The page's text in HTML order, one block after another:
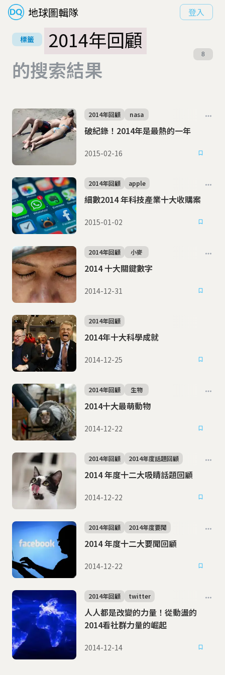
地球圖輯隊 登入
標籤
2014年回顧
的搜索結果
8
破紀錄！2014年是最熱的一年
2014年回顧 nasa
2015-02-16
細數2014 年科技產業十大收購案
2014年回顧 apple
2015-01-02
2014 十大關鍵數字
2014年回顧 小麥
2014-12-31
2014年十大科學成就
2014年回顧
2014-12-25
2014十大最萌動物
2014年回顧 生物
2014-12-22
2014 年度十二大吸睛話題回顧
2014年回顧 2014年度話題回顧
2014-12-22
2014 年度十二大要聞回顧
2014年回顧 2014年度要聞
2014-12-22
人人都是改變的力量！從動盪的
2014看社群力量的崛起
2014年回顧 twitter
2014-12-14